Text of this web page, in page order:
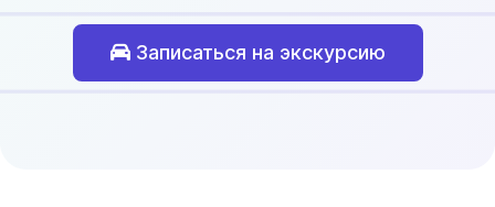
Записаться на экскурсию